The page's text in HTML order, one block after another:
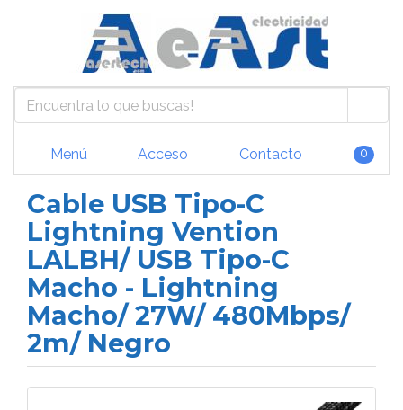
Menú Acceso Contacto 0
Cable USB Tipo-C
Lightning Vention
LALBH/ USB Tipo-C
Macho - Lightning
Macho/ 27W/ 480Mbps/
2m/ Negro